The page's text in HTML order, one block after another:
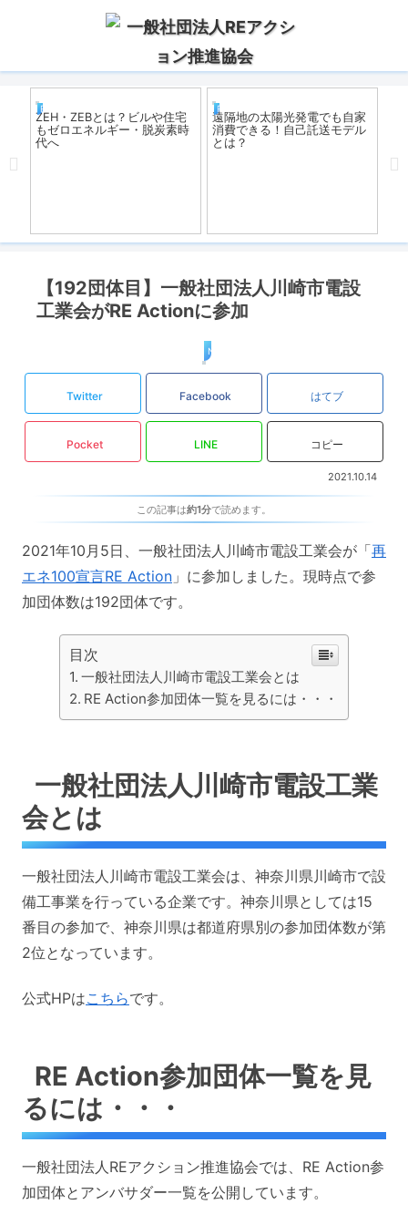
REアクション
ZEH・ZEBとは？ビルや住宅
もゼロエネルギー・脱炭素時
代へ
REアクション
遠隔地の太陽光発電でも自家
消費できる！自己託送モデル
とは？
【192団体目】一般社団法人川崎市電設
工業会がRE Actionに参加
News
Twitter Facebook はてブ
Pocket LINE コピー
2021.10.14
この記事は約1分で読めます。
2021年10月5日、一般社団法人川崎市電設工業会が「再
エネ100宣言RE Action 」に参加しました。現時点で参
加団体数は192団体です。
目次
一般社団法人川崎市電設工業会とは
RE Action参加団体一覧を見るには・・・
一般社団法人川崎市電設工業
会とは
一般社団法人川崎市電設工業会は、神奈川県川崎市で設
備工事業を行っている企業です。神奈川県としては15
番目の参加で、神奈川県は都道府県別の参加団体数が第
2位となっています。
公式HPはこちらです。
RE Action参加団体一覧を見
るには・・・
一般社団法人REアクション推進協会では、RE Action参
加団体とアンバサダー一覧を公開しています。